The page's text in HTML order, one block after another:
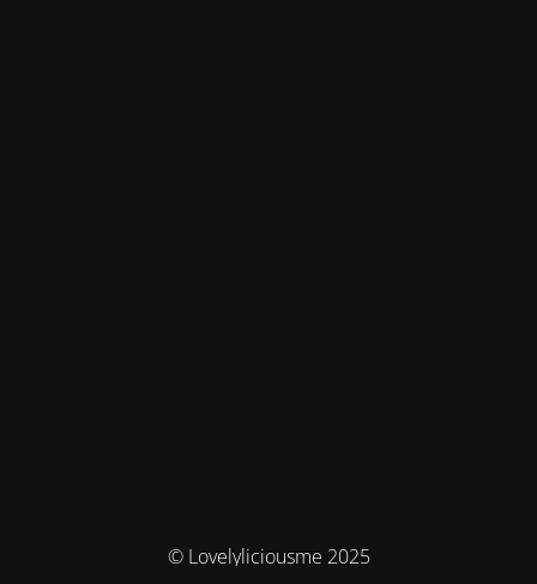
© Lovelyliciousme 2025